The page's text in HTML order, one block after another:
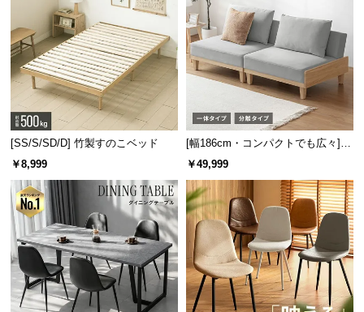
[SS/S/SD/D] 竹製すのこベッド
￥8,999
[幅186cm・コンパクトでも広々] 3
人掛けソファベッド リクライニン
￥49,999